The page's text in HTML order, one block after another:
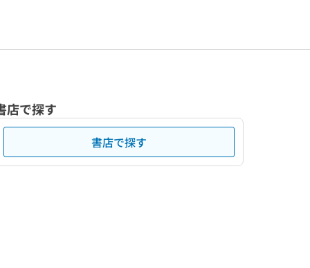
店で探す
書店で探す